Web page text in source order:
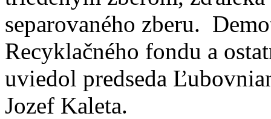
separovaného zberu.
Recyklačného fondu a
uviedol predseda
Jozef Kaleta.